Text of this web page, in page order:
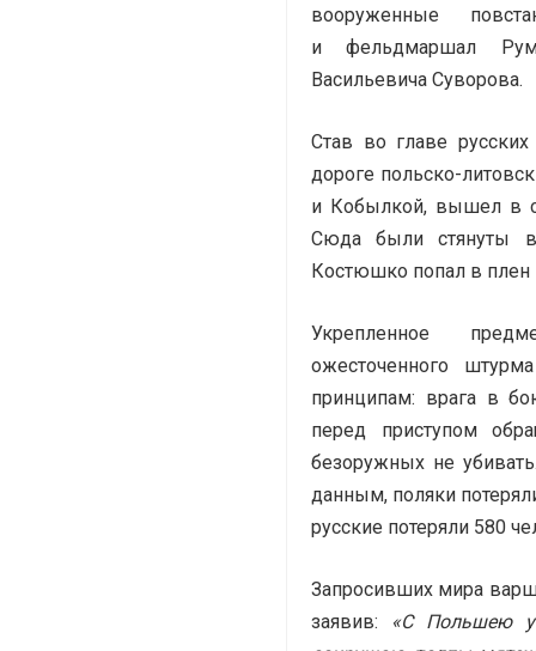
вооруженные
и фельдмаршал
Васильевича Суворова.
Став во главе
дороге польско-
и Кобылкой, вышел в
Сюда были стянуты
Костюшко попал в
Укрепленное
ожесточенного
принципам: врага в
перед приступом
безоружных не
данным, поляки
русские потеряли 580
Запросивших мира
заявив:
«С Польшею